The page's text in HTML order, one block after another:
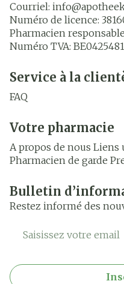
Courriel: info@
Numéro de licence:
Pharmacien
Numéro TVA:
Service à la
FAQ
Votre pharmacie
A propos de nous Liens
Pharmacien de garde
Bulletin
Restez informé des
Adresse mail